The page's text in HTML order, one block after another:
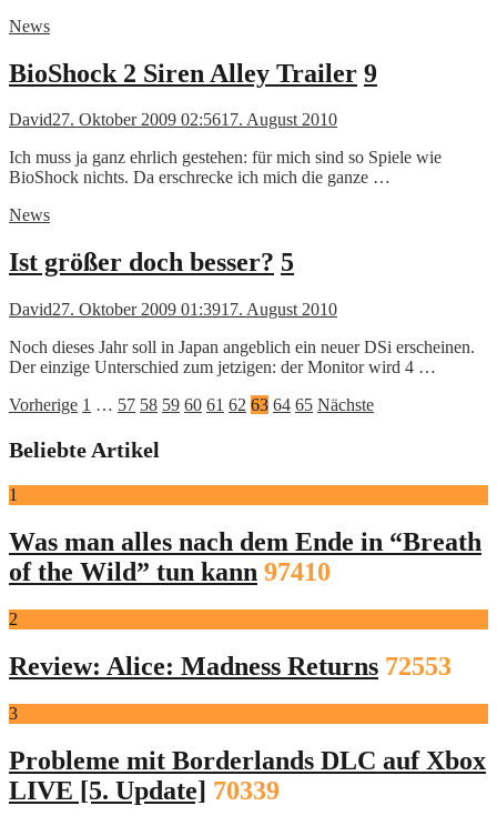
News
BioShock 2 Siren Alley Trailer 9
David27. Oktober 2009 02:5617. August 2010
Ich muss ja ganz ehrlich gestehen: für mich sind so Spiele wie
BioShock nichts. Da erschrecke ich mich die ganze …
News
Ist größer doch besser? 5
David27. Oktober 2009 01:3917. August 2010
Noch dieses Jahr soll in Japan angeblich ein neuer DSi erscheinen.
Der einzige Unterschied zum jetzigen: der Monitor wird 4 …
Seitennummerierung
der
Vorherige 1 … 57 58 59 60 61 62 63 64 65 Nächste
Beliebte Artikel
1
Was man alles nach dem Ende in “Breath
of the Wild” tun kann 97410
2
Review: Alice: Madness Returns 72553
3
Probleme mit Borderlands DLC auf Xbox
LIVE [5. Update] 70339